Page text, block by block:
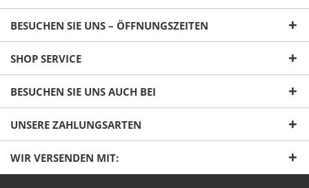
Ich habe die
Mit * gekennzeichnete Felder sind Pflichtfelder.
Senden
BESUCHEN SIE UNS – ÖFFNUNGSZEITEN
SHOP SERVICE
BESUCHEN SIE UNS AUCH BEI
UNSERE ZAHLUNGSARTEN
WIR VERSENDEN MIT: